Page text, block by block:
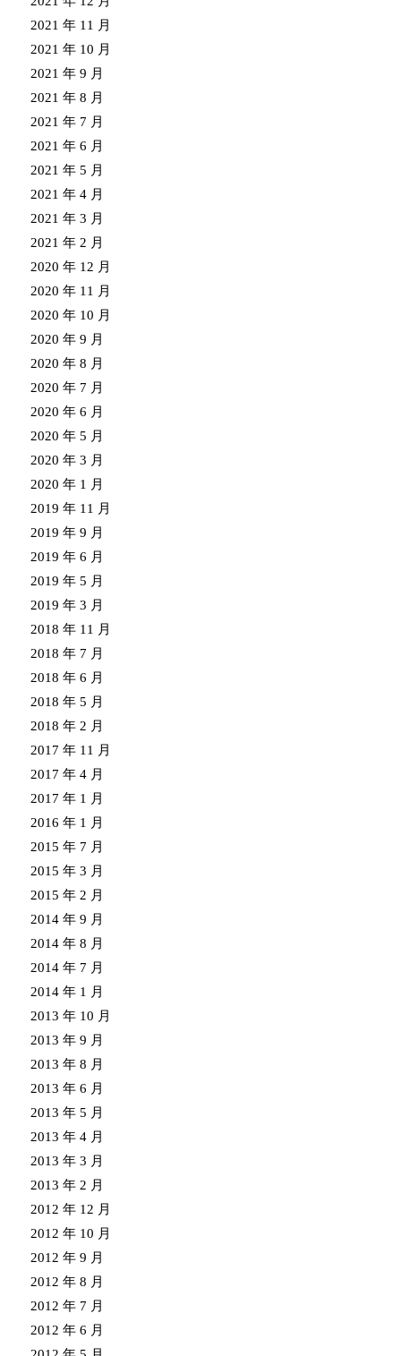
2021 年 11 月
2021 年 10 月
2021 年 9 月
2021 年 8 月
2021 年 7 月
2021 年 6 月
2021 年 5 月
2021 年 4 月
2021 年 3 月
2021 年 2 月
2020 年 12 月
2020 年 11 月
2020 年 10 月
2020 年 9 月
2020 年 8 月
2020 年 7 月
2020 年 6 月
2020 年 5 月
2020 年 3 月
2020 年 1 月
2019 年 11 月
2019 年 9 月
2019 年 6 月
2019 年 5 月
2019 年 3 月
2018 年 11 月
2018 年 7 月
2018 年 6 月
2018 年 5 月
2018 年 2 月
2017 年 11 月
2017 年 4 月
2017 年 1 月
2016 年 1 月
2015 年 7 月
2015 年 3 月
2015 年 2 月
2014 年 9 月
2014 年 8 月
2014 年 7 月
2014 年 1 月
2013 年 10 月
2013 年 9 月
2013 年 8 月
2013 年 6 月
2013 年 5 月
2013 年 4 月
2013 年 3 月
2013 年 2 月
2012 年 12 月
2012 年 10 月
2012 年 9 月
2012 年 8 月
2012 年 7 月
2012 年 6 月